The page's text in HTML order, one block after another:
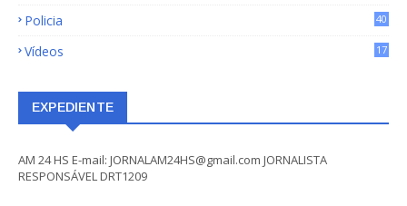
Policia 40
Vídeos 17
EXPEDIENTE
AM 24 HS E-mail: JORNALAM24HS@gmail.com JORNALISTA
RESPONSÁVEL DRT1209